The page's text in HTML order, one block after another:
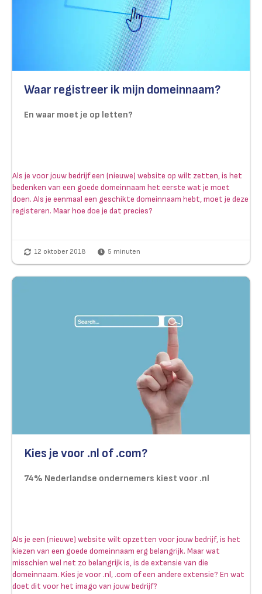
Waar registreer ik mijn domeinnaam?
En waar moet je op letten?
Als je voor jouw bedrijf een (nieuwe) website op wilt zetten, is het
bedenken van een goede domeinnaam het eerste wat je moet
doen. Als je eenmaal een geschikte domeinnaam hebt, moet je deze
registeren. Maar hoe doe je dat precies?
12 oktober 2018 5 minuten
Kies je voor .nl of .com?
74% Nederlandse ondernemers kiest voor .nl
Als je een (nieuwe) website wilt opzetten voor jouw bedrijf, is het
kiezen van een goede domeinnaam erg belangrijk. Maar wat
misschien wel net zo belangrijk is, is de extensie van die
domeinnaam. Kies je voor .nl, .com of een andere extensie? En wat
doet dit voor het imago van jouw bedrijf?